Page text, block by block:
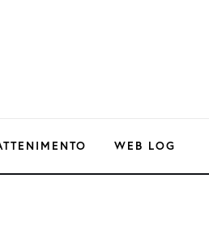
WEB LOG